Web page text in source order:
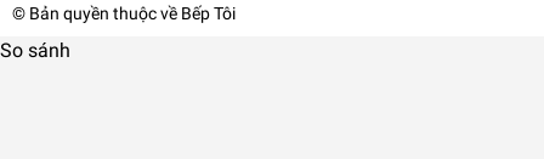
© Bản quyền thuộc về Bếp Tôi
So sánh